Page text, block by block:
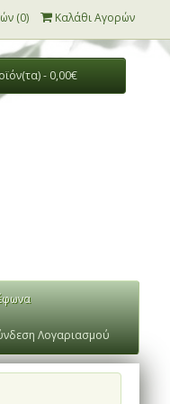
(0) Καλάθι Αγορών
- 0,00€
Λογαριασμού